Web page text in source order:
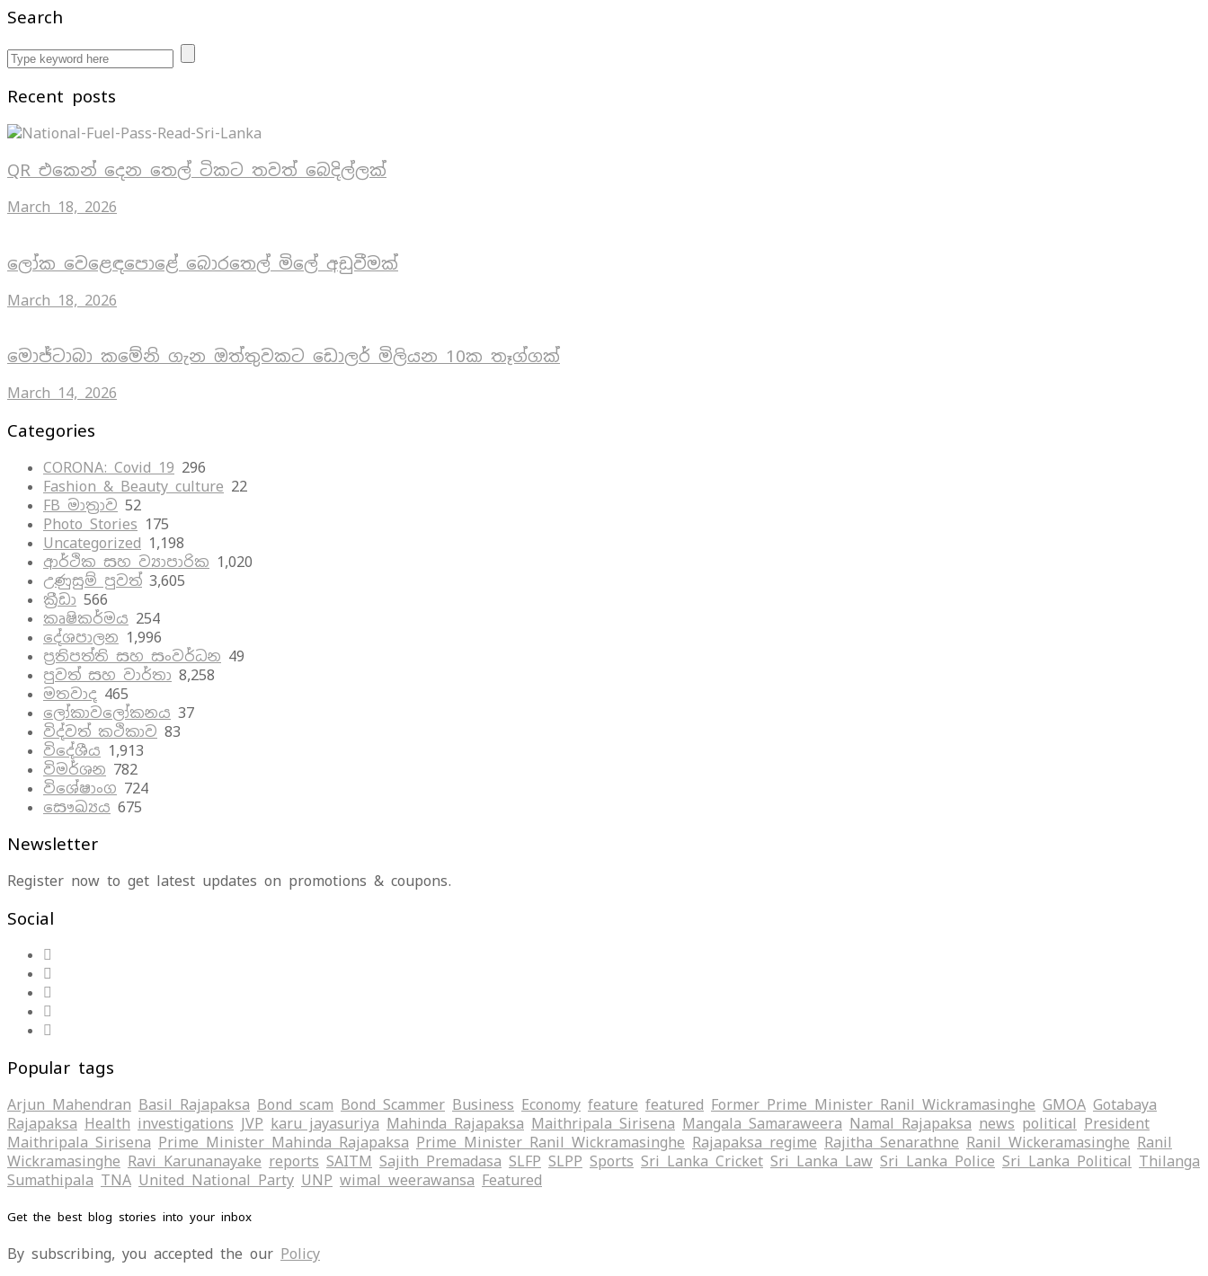
Search
Recent posts
QR එකෙන් දෙන තෙල් ටිකට තවත් බෙදිල්ලක්
March 18, 2026
ලෝක වෙළෙඳපොළේ බොරතෙල් මිලේ අඩුවීමක්
March 18, 2026
මොජ්ටාබා කමේනි ගැන ඔත්තුවකට ඩොලර් මිලියන 10ක තෑග්ගක්
March 14, 2026
Categories
CORONA: Covid 19 296
Fashion & Beauty culture 22
FB මාත්‍රාව 52
Photo Stories 175
Uncategorized 1,198
ආර්ථික සහ ව්‍යාපාරික 1,020
උණුසුම් පුවත් 3,605
ක්‍රීඩා 566
කෘෂිකර්මය 254
දේශපාලන 1,996
ප්‍රතිපත්ති සහ සංවර්ධන 49
පුවත් සහ වාර්තා 8,258
මතවාද 465
ලෝකාවලෝකනය 37
විද්වත් කථිකාව 83
විදේශීය 1,913
විමර්ශන 782
විශේෂාංග 724
සෞඛ්‍යය 675
Newsletter
Register now to get latest updates on promotions & coupons.
Social
Popular tags
Arjun Mahendran Basil Rajapaksa Bond scam Bond Scammer Business Economy feature featured Former Prime Minister Ranil Wickramasinghe GMOA Gotabaya
Rajapaksa Health investigations JVP karu jayasuriya Mahinda Rajapaksa Maithripala Sirisena Mangala Samaraweera Namal Rajapaksa news political President
Maithripala Sirisena Prime Minister Mahinda Rajapaksa Prime Minister Ranil Wickramasinghe Rajapaksa regime Rajitha Senarathne Ranil Wickeramasinghe Ranil
Wickramasinghe Ravi Karunanayake reports SAITM Sajith Premadasa SLFP SLPP Sports Sri Lanka Cricket Sri Lanka Law Sri Lanka Police Sri Lanka Political Thilanga
Sumathipala TNA United National Party UNP wimal weerawansa ‍Featured
Get the best blog stories into your inbox
By subscribing, you accepted the our Policy